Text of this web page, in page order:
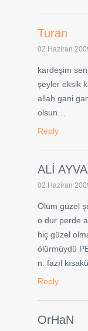
Turan
02 Haziran
kardeşim
şeyler eksik
allah gani
olsun…
Reply
ALİ
02 Haziran
Ölüm güzel
o dur perde
hiç güzel
ölürmüydü
n. fazıl
Reply
OrHaN